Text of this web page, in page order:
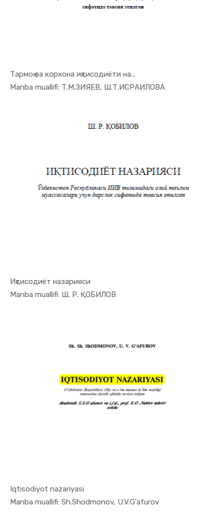
Тармоқ ва корхона иқтисодиёти на...
Manba muallifi: Т.М.ЗИЯЕВ, Ш.Т.ИСРАИЛОВА
In Iqtisod...
Иқтисодиёт назарияси
Manba muallifi: Ш. Р. ҚОБИЛОВ
In Iqtisod...
Iqtisodiyot nazariyasi
Manba muallifi: Sh.Shodmonov, U.V.G'afurov
In Iqtisod...